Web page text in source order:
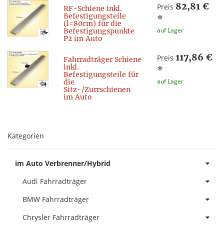
RF-Schiene inkl.
Befestigungsteile
(l=80cm) für die
Befestigungspunkte
P2 im Auto
Preis 82,81 €
*
auf Lager
Fahrradträger Schiene
inkl.
Befestigungsteile für
die
Sitz-/Zurrschienen
im Auto
Preis 117,86 €
*
auf Lager
Kategorien
im Auto Verbrenner/Hybrid
Audi Fahrradträger
BMW Fahrradträger
Chrysler Fahrradträger